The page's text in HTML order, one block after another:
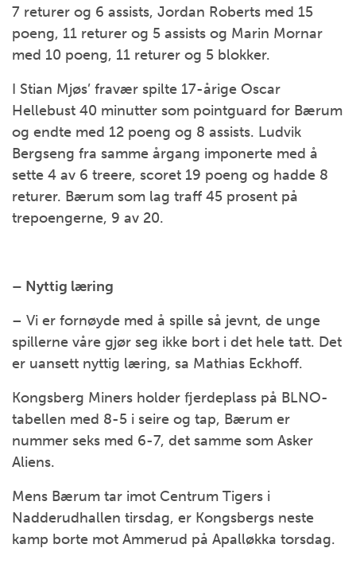
7 returer og 6 assists, Jordan Roberts med 15
poeng, 11 returer og 5 assists og Marin Mornar
med 10 poeng, 11 returer og 5 blokker.
I Stian Mjøs’ fravær spilte 17-årige Oscar
Hellebust 40 minutter som pointguard for Bærum
og endte med 12 poeng og 8 assists. Ludvik
Bergseng fra samme årgang imponerte med å
sette 4 av 6 treere, scoret 19 poeng og hadde 8
returer. Bærum som lag traff 45 prosent på
trepoengerne, 9 av 20.
– Nyttig læring
– Vi er fornøyde med å spille så jevnt, de unge
spillerne våre gjør seg ikke bort i det hele tatt. Det
er uansett nyttig læring, sa Mathias Eckhoff.
Kongsberg Miners holder fjerdeplass på BLNO-
tabellen med 8-5 i seire og tap, Bærum er
nummer seks med 6-7, det samme som Asker
Aliens.
Mens Bærum tar imot Centrum Tigers i
Nadderudhallen tirsdag, er Kongsbergs neste
kamp borte mot Ammerud på Apalløkka torsdag.